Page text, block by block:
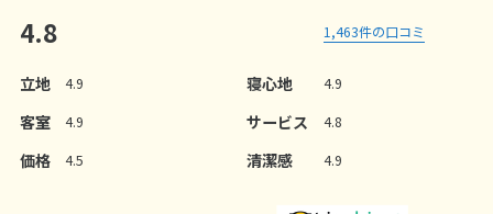
4.8 1,463件の口コミ
立地 4.9 寝心地 4.9
客室 4.9 サービス 4.8
価格 4.5 清潔感 4.9